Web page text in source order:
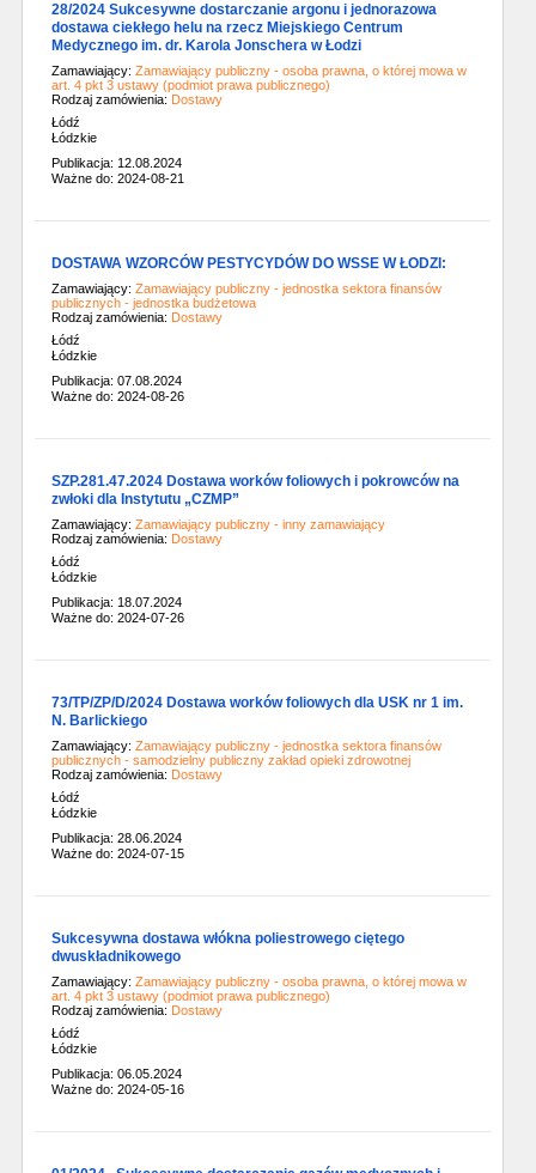
28/2024 Sukcesywne dostarczanie argonu i jednorazowa
dostawa ciekłego helu na rzecz Miejskiego Centrum
Medycznego im. dr. Karola Jonschera w Łodzi
Zamawiający: Zamawiający publiczny - osoba prawna, o której mowa w
art. 4 pkt 3 ustawy (podmiot prawa publicznego)
Rodzaj zamówienia: Dostawy
Łódź
Łódzkie
Publikacja: 12.08.2024
Ważne do: 2024-08-21
DOSTAWA WZORCÓW PESTYCYDÓW DO WSSE W ŁODZI:
Zamawiający: Zamawiający publiczny - jednostka sektora finansów
publicznych - jednostka budżetowa
Rodzaj zamówienia: Dostawy
Łódź
Łódzkie
Publikacja: 07.08.2024
Ważne do: 2024-08-26
SZP.281.47.2024 Dostawa worków foliowych i pokrowców na
zwłoki dla Instytutu „CZMP”
Zamawiający: Zamawiający publiczny - inny zamawiający
Rodzaj zamówienia: Dostawy
Łódź
Łódzkie
Publikacja: 18.07.2024
Ważne do: 2024-07-26
73/TP/ZP/D/2024 Dostawa worków foliowych dla USK nr 1 im.
N. Barlickiego
Zamawiający: Zamawiający publiczny - jednostka sektora finansów
publicznych - samodzielny publiczny zakład opieki zdrowotnej
Rodzaj zamówienia: Dostawy
Łódź
Łódzkie
Publikacja: 28.06.2024
Ważne do: 2024-07-15
Sukcesywna dostawa włókna poliestrowego ciętego
dwuskładnikowego
Zamawiający: Zamawiający publiczny - osoba prawna, o której mowa w
art. 4 pkt 3 ustawy (podmiot prawa publicznego)
Rodzaj zamówienia: Dostawy
Łódź
Łódzkie
Publikacja: 06.05.2024
Ważne do: 2024-05-16